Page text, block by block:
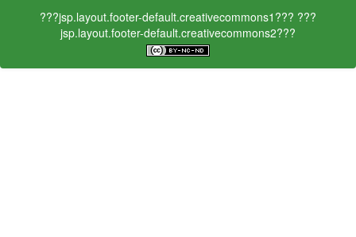
???jsp.layout.footer-default.creativecommons1??? ???
jsp.layout.footer-default.creativecommons2???